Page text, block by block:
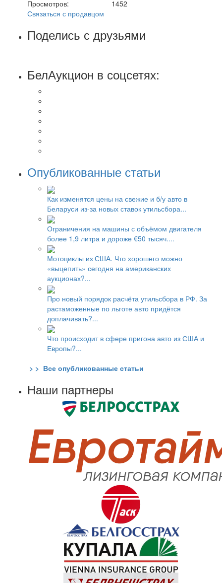
Просмотров:
1452
Связаться с продавцом
Поделись с друзьями
БелАукцион в соцсетях:
Опубликованные статьи
Как изменятся цены на свежие и б/у авто в
Беларуси из-за новых ставок утильсбора...
Ограничения на машины с объёмом двигателя
более 1,9 литра и дороже €50 тысяч....
Мотоциклы из США. Что хорошего можно
«выцепить» сегодня на американских
аукционах?...
Про новый порядок расчёта утильсбора в РФ. За
растаможенные по льготе авто придётся
доплачивать?...
Что происходит в сфере пригона авто из США и
Европы?...
> > Все опубликованные статьи
Наши партнеры